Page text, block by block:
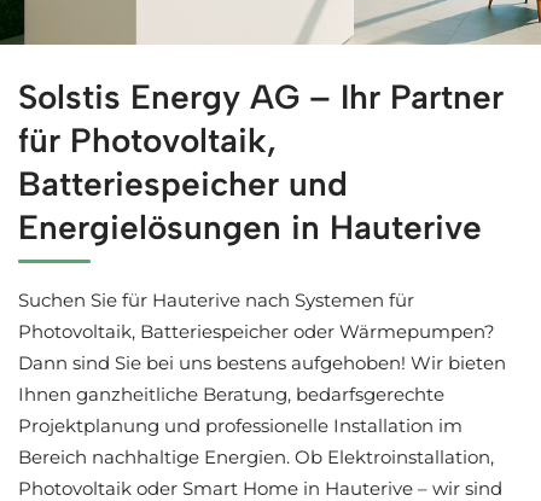
Solstis Energy AG – Ihr Partner
für Photovoltaik,
Batteriespeicher und
Energielösungen in Hauterive
Suchen Sie für Hauterive nach Systemen für
Photovoltaik, Batteriespeicher oder Wärmepumpen?
Dann sind Sie bei uns bestens aufgehoben! Wir bieten
Ihnen ganzheitliche Beratung, bedarfsgerechte
Projektplanung und professionelle Installation im
Bereich nachhaltige Energien. Ob Elektroinstallation,
Photovoltaik oder Smart Home in Hauterive – wir sind